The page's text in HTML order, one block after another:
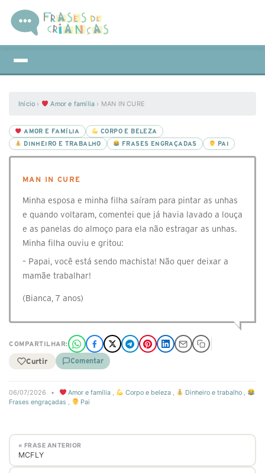
Início › Amor e família › MAN IN CURE
AMOR E FAMÍLIA
CORPO E BELEZA
DINHEIRO E TRABALHO
FRASES ENGRAÇADAS PAI
MAN IN CURE
Minha esposa e minha filha saíram para pintar as unhas
e quando voltaram, comentei que já havia lavado a louça
e as panelas do almoço para ela não estragar as unhas.
Minha filha ouviu e gritou:
– Papai, você está sendo machista! Não quer deixar a
mamãe trabalhar!
(Bianca, 7 anos)
COMPARTILHAR:
Curtir Comentar
06/07/2026 • Amor e família , Corpo e beleza, Dinheiro e trabalho ,
Frases engraçadas , Pai
« FRASE ANTERIOR
MCFLY